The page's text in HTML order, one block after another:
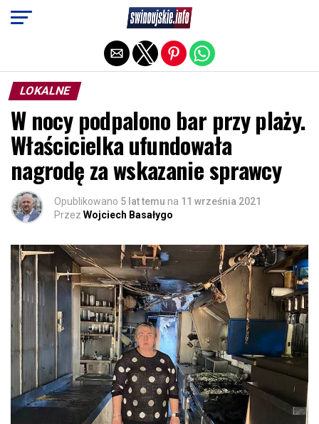
LOKALNE
W nocy podpalono bar przy plaży.
Właścicielka ufundowała
nagrodę za wskazanie sprawcy
Opublikowano 5 lat temu na 11 września 2021
Przez Wojciech Basałygo
Exit mobile version